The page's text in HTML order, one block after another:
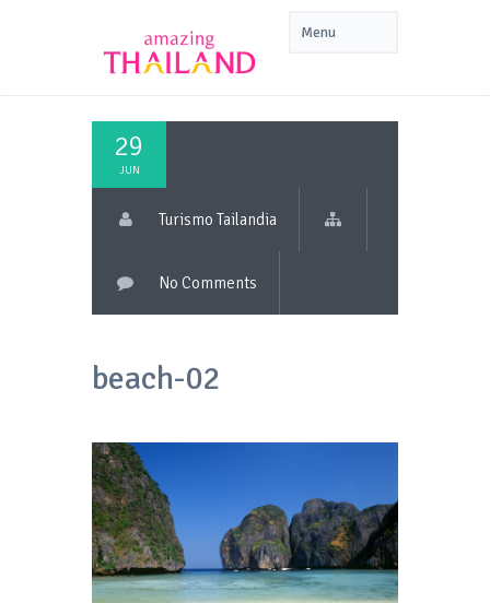
29
JUN
Turismo Tailandia
No Comments
beach-02